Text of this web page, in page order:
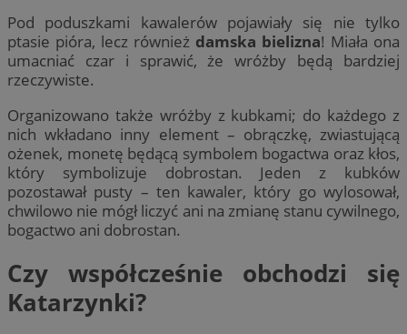
Pod poduszkami kawalerów pojawiały się nie tylko
ptasie pióra, lecz również damska bielizna! Miała ona
umacniać czar i sprawić, że wróżby będą bardziej
rzeczywiste.
Organizowano także wróżby z kubkami; do każdego z
nich wkładano inny element – obrączkę, zwiastującą
ożenek, monetę będącą symbolem bogactwa oraz kłos,
który symbolizuje dobrostan. Jeden z kubków
pozostawał pusty – ten kawaler, który go wylosował,
chwilowo nie mógł liczyć ani na zmianę stanu cywilnego,
bogactwo ani dobrostan.
Czy współcześnie obchodzi się
Katarzynki?